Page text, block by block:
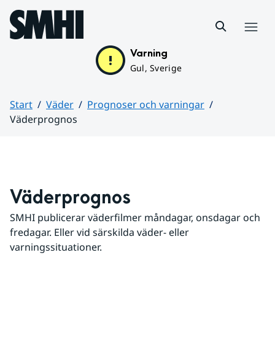
Hoppa till sidans innehåll
Varning
Gul, Sverige
Start Väder
Prognoser och varningar
Väderprognos
Väderprognos
SMHI publicerar väderfilmer måndagar, onsdagar och
fredagar. Eller vid särskilda väder- eller
varningssituationer.